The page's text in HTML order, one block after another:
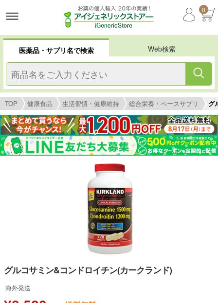
0
医薬品・サプリ名で検索 Web検索
TOP 健康食品 生活習慣・健康維持 総合栄養・ベースサプリ グ
グルコサミン&コンドロイチン(カークランド)
海外発送